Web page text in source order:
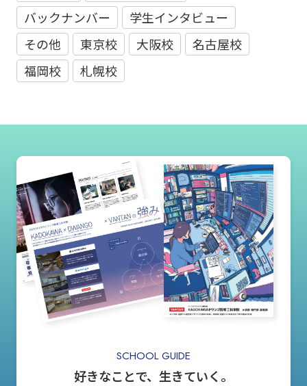
バックナンバー
学生インタビュー
その他
東京校 大阪校
名古屋校
福岡校
札幌校
SCHOOL GUIDE
好きなことで、生きていく。